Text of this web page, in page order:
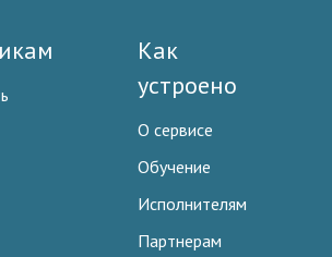
Как
устроено
О сервисе
Обучение
Исполнителям
Партнерам